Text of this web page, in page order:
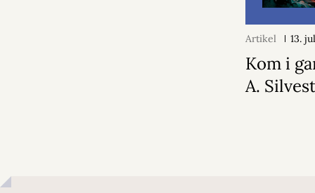
Artikel 13.
Kom i
A.